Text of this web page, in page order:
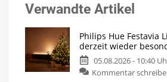
Verwandte Artikel
Philips Hue Festavia
derzeit wieder
05.08.2026 - 10:40
Kommentar